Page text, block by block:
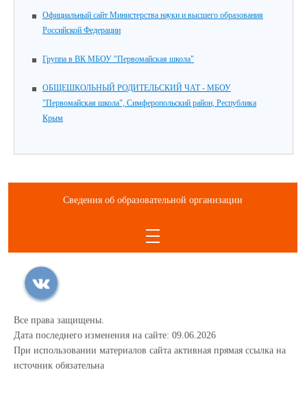
Официальный сайт Министерства науки и высшего образования
Российской Федерации
Группа в ВК МБОУ "Первомайская школа"
ОБЩЕШКОЛЬНЫЙ РОДИТЕЛЬСКИЙ ЧАТ - МБОУ
"Первомайская школа", Симферопольский район, Республика
Крым
Сведения об образовательной организации
Все права защищены.
Дата последнего изменения на сайте: 09.06.2026
При использовании материалов сайта активная прямая ссылка на
источник обязательна